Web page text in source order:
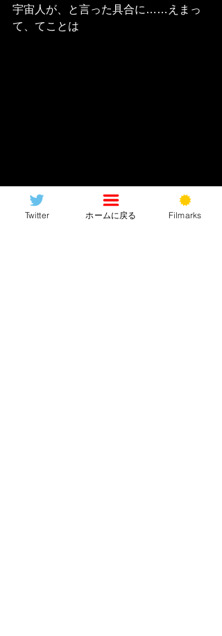
宇宙人が、と言った具合に……えまっ
て、てことは
Twitter ホームに戻る Filmarks